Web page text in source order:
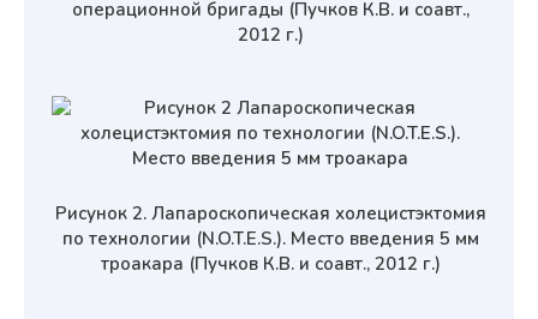
операционной бригады (Пучков К.В. и соавт.,
2012 г.)
Рисунок 2. Лапароскопическая холецистэктомия
по технологии (N.O.T.E.S.). Место введения 5 мм
троакара (Пучков К.В. и соавт., 2012 г.)